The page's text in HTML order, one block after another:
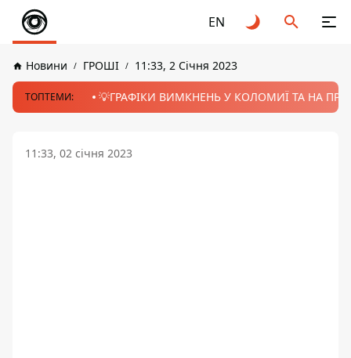
EN
Новини ГРОШІ 11:33, 2 Січня 2023
ТОПТЕМИ: 💡ГРАФІКИ ВИМКНЕНЬ У КОЛОМИЇ ТА НА
11:33, 02 січня 2023